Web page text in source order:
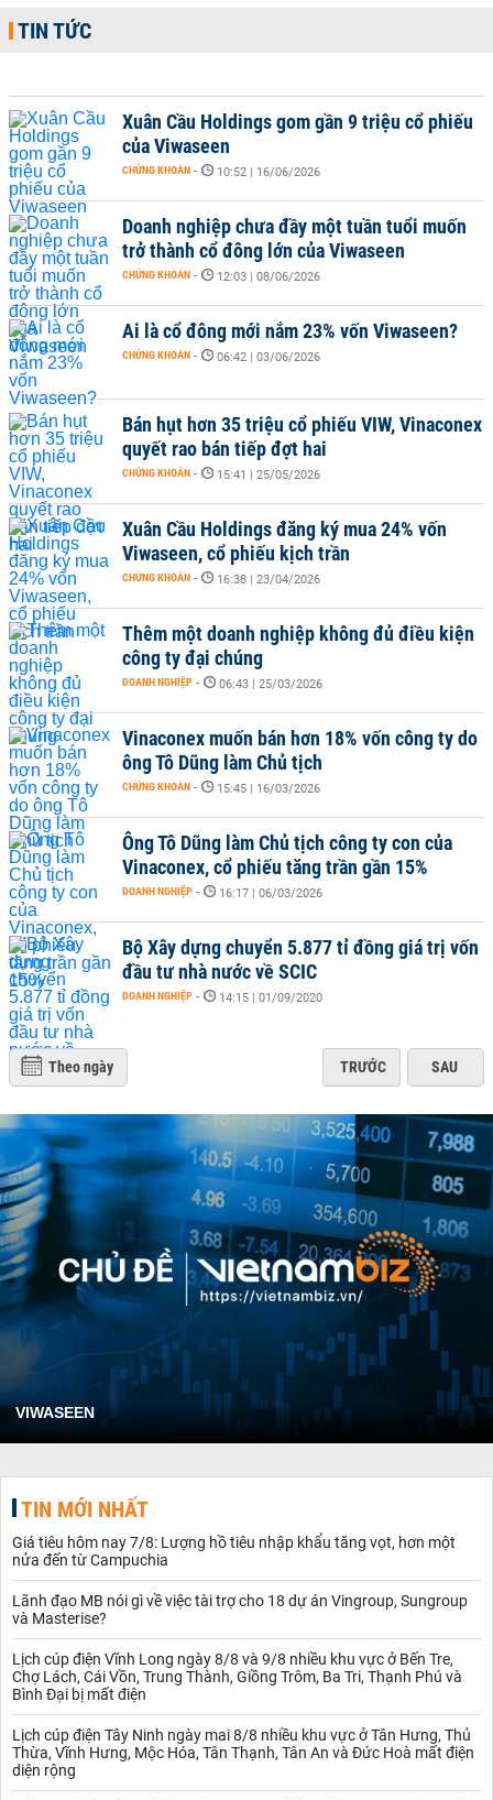
TIN TỨC
Xuân Cầu Holdings gom gần 9 triệu cổ phiếu
của Viwaseen
CHỨNG KHOÁN - 10:52 | 16/06/2026
Doanh nghiệp chưa đầy một tuần tuổi muốn
trở thành cổ đông lớn của Viwaseen
CHỨNG KHOÁN - 12:03 | 08/06/2026
Ai là cổ đông mới nắm 23% vốn Viwaseen?
CHỨNG KHOÁN - 06:42 | 03/06/2026
Bán hụt hơn 35 triệu cổ phiếu VIW, Vinaconex
quyết rao bán tiếp đợt hai
CHỨNG KHOÁN - 15:41 | 25/05/2026
Xuân Cầu Holdings đăng ký mua 24% vốn
Viwaseen, cổ phiếu kịch trần
CHỨNG KHOÁN - 16:38 | 23/04/2026
Thêm một doanh nghiệp không đủ điều kiện
công ty đại chúng
DOANH NGHIỆP - 06:43 | 25/03/2026
Vinaconex muốn bán hơn 18% vốn công ty do
ông Tô Dũng làm Chủ tịch
CHỨNG KHOÁN - 15:45 | 16/03/2026
Ông Tô Dũng làm Chủ tịch công ty con của
Vinaconex, cổ phiếu tăng trần gần 15%
DOANH NGHIỆP - 16:17 | 06/03/2026
Bộ Xây dựng chuyển 5.877 tỉ đồng giá trị vốn
đầu tư nhà nước về SCIC
DOANH NGHIỆP - 14:15 | 01/09/2020
Theo ngày TRƯỚC SAU
VIWASEEN
TIN MỚI NHẤT
Giá tiêu hôm nay 7/8: Lượng hồ tiêu nhập khẩu tăng vọt, hơn một
nửa đến từ Campuchia
Lãnh đạo MB nói gì về việc tài trợ cho 18 dự án Vingroup, Sungroup
và Masterise?
Lịch cúp điện Vĩnh Long ngày 8/8 và 9/8 nhiều khu vực ở Bến Tre,
Chợ Lách, Cái Vồn, Trung Thành, Giồng Trôm, Ba Tri, Thạnh Phú và
Bình Đại bị mất điện
Lịch cúp điện Tây Ninh ngày mai 8/8 nhiều khu vực ở Tân Hưng, Thủ
Thừa, Vĩnh Hưng, Mộc Hóa, Tân Thạnh, Tân An và Đức Hoà mất điện
diện rộng